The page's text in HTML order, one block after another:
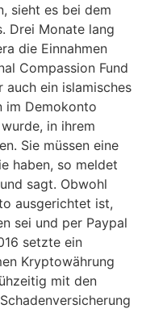
sieht es bei dem
Drei Monate lang
die Einnahmen
Compassion Fund
auch ein islamisches
im Demokonto
in ihrem
Sie müssen eine
haben, so meldet
sagt. Obwohl
ausgerichtet ist,
sei und per Paypal
setzte ein
Kryptowährung
mit den